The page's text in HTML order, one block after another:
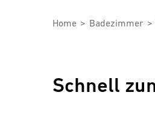
Home Badezimmer
Schnell